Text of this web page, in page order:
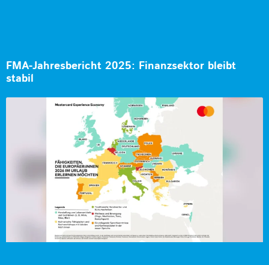
FMA-Jahresbericht 2025: Finanzsektor bleibt
stabil